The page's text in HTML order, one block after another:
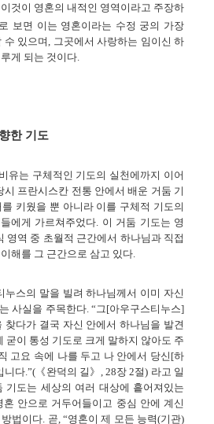
것이 영혼의 내적인 영역이라고 주장하
보면 이는 영혼이라는 수정 궁의 가장
수 있으며, 그곳에서 사랑하는 임이신 하
게 되는 것이다.
한 기도
유는 구체적인 기도의 실천에까지 이어
시 프란시스칸 전통 안에서 배운 거둠 기
키웠을 뿐 아니라 이를 구체적 기도의
에게 가르쳐주었다. 이 거둠 기도는 영
영역 중 초월적 근간에서 하나님과 직접
해를 그 근간으로 삼고 있다.
누스의 말을 빌려 하나님께서 이미 자신
사실을 주목한다. “그[아우구스티누스]
찾다가 결국 자신 안에서 하나님을 발견
굳이 통성 기도로 크게 말하지 않아도 주
고요 속에 나를 두고 나 안에서 당신[하
다.”(《완덕의 길》, 28장 2절) 라고 일
기도는 세상의 여러 대상에 흩어져있는
안으로 거두어들이고 중심 안에 계신
법이다. 곧, “영혼이 제 모든 능력(기관)